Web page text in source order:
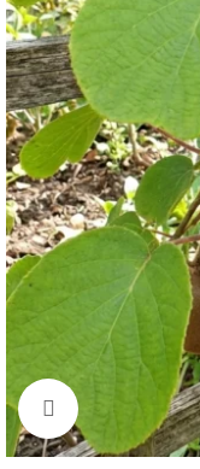
Click to enlarge